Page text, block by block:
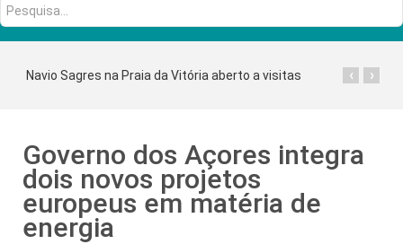
Pesquisa...
Navio Sagres na Praia da Vitória aberto a visitas ›
‹
Governo dos Açores integra
dois novos projetos
europeus em matéria de
energia